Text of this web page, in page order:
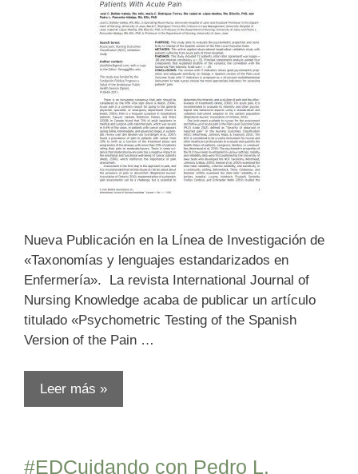
Nueva Publicación en la Línea de Investigación de
«Taxonomías y lenguajes estandarizados en
Enfermería». La revista International Journal of
Nursing Knowledge acaba de publicar un artículo
titulado «Psychometric Testing of the Spanish
Version of the Pain …
Leer más »
#EDCuidando con Pedro L.